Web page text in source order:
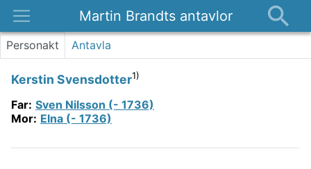
Martin Brandts antavlor
Platser
Om
Kontakt
Personakt Antavla
Kerstin Svensdotter1)
Far: Sven Nilsson (- 1736)
Mor: Elna (- 1736)